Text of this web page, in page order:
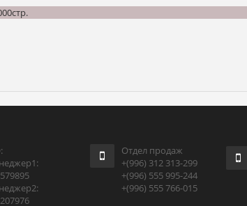
Отдел продаж
+(996) 312 313-299
+(996) 555 995-244
+(996) 555 766-015